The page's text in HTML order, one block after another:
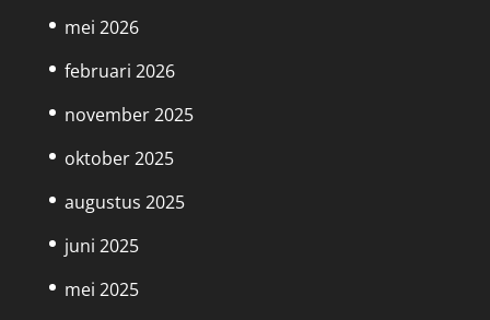
mei 2026
februari 2026
november 2025
oktober 2025
augustus 2025
juni 2025
mei 2025